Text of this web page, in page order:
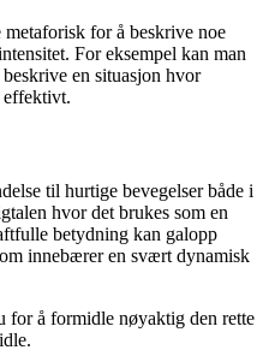
for å beskrive noe
For eksempel kan man
en situasjon hvor
effektivt.
til hurtige bevegelser både i
hvor det brukes som en
betydning kan galopp
innebærer en svært dynamisk
for å formidle nøyaktig den rette